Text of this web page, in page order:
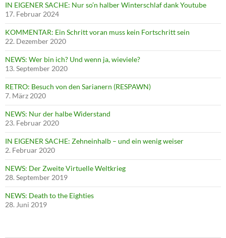
IN EIGENER SACHE: Nur so’n halber Winterschlaf dank Youtube
17. Februar 2024
KOMMENTAR: Ein Schritt voran muss kein Fortschritt sein
22. Dezember 2020
NEWS: Wer bin ich? Und wenn ja, wieviele?
13. September 2020
RETRO: Besuch von den Sarianern (RESPAWN)
7. März 2020
NEWS: Nur der halbe Widerstand
23. Februar 2020
IN EIGENER SACHE: Zehneinhalb – und ein wenig weiser
2. Februar 2020
NEWS: Der Zweite Virtuelle Weltkrieg
28. September 2019
NEWS: Death to the Eighties
28. Juni 2019